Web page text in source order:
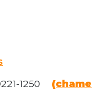
1250 (chame